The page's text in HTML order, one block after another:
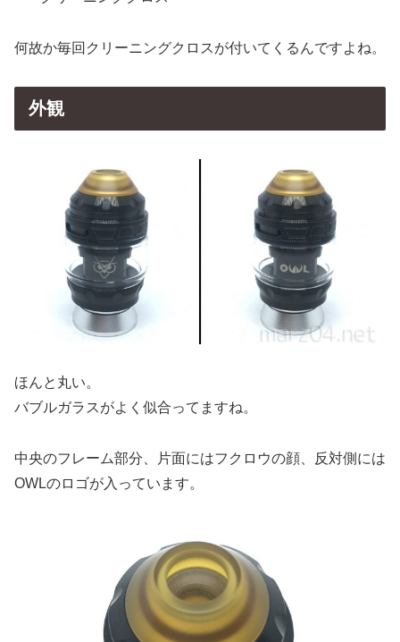
何故か毎回クリーニングクロスが付いてくるんですよね。
外観
ほんと丸い。
バブルガラスがよく似合ってますね。
中央のフレーム部分、片面にはフクロウの顔、反対側には
OWLのロゴが入っています。